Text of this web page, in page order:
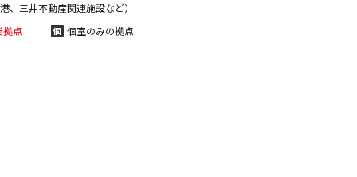
、三井不動産関連施設など）
拠点
個 個室のみの拠点